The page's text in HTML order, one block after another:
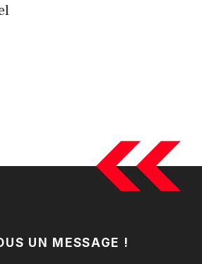
UN MESSAGE !